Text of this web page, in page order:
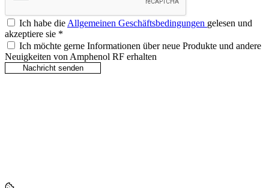
Ich habe dieAllgemeinen Geschäftsbedingungen gelesen und
akzeptiere sie *
Ich möchte gerne Informationen über neue Produkte und andere
Neuigkeiten von Amphenol RF erhalten